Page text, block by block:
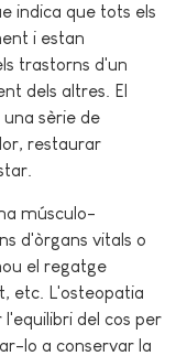
indica que tots els
i estan
trastorns d'un
dels altres. El
sèrie de
restaurar
músculo-
d'òrgans vitals o
el regatge
etc. L'osteopatia
del cos per
lo a conservar la